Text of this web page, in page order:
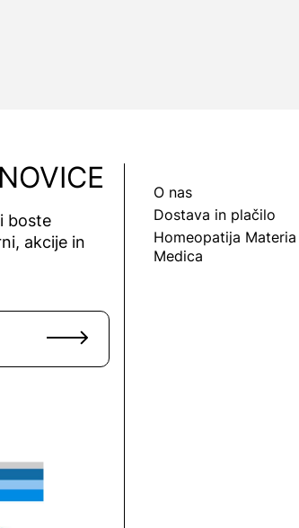
boste
akcije in
O nas
Dostava in plačilo
Homeopatija Materia
Medica